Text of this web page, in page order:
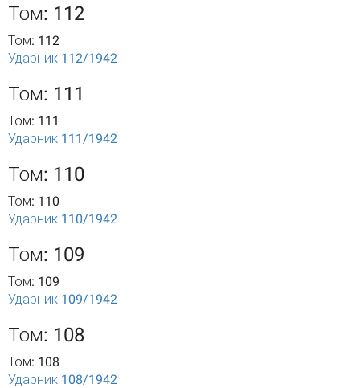
Том: 112
Том: 112
Ударник 112/1942
Том: 111
Том: 111
Ударник 111/1942
Том: 110
Том: 110
Ударник 110/1942
Том: 109
Том: 109
Ударник 109/1942
Том: 108
Том: 108
Ударник 108/1942